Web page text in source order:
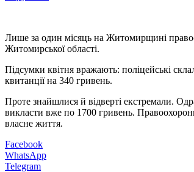
Лише за один місяць на Житомирщині
Житомирської області.
Підсумки квітня вражають: поліцейські
квитанції на 340 гривень.
Проте знайшлися й відверті екстремали.
викласти вже по 1700 гривень.
власне життя.
Facebook
WhatsApp
Telegram